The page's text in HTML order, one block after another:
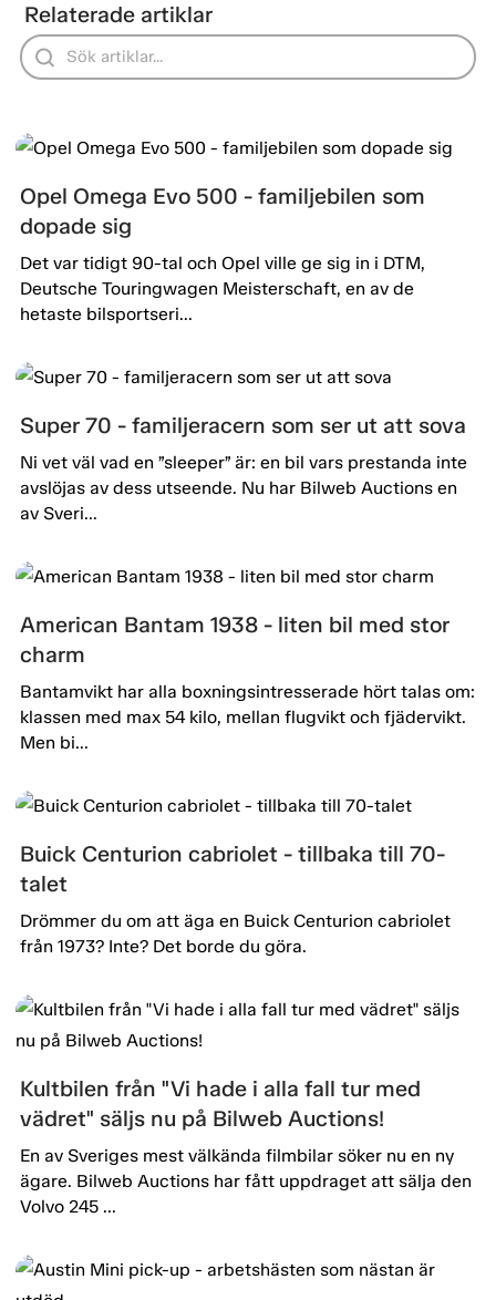
Relaterade artiklar
Opel Omega Evo 500 - familjebilen som
dopade sig
Det var tidigt 90-tal och Opel ville ge sig in i DTM,
Deutsche Touringwagen Meisterschaft, en av de
hetaste bilsportseri...
Super 70 - familjeracern som ser ut att sova
Ni vet väl vad en ”sleeper” är: en bil vars prestanda inte
avslöjas av dess utseende. Nu har Bilweb Auctions en
av Sveri...
American Bantam 1938 - liten bil med stor
charm
Bantamvikt har alla boxningsintresserade hört talas om:
klassen med max 54 kilo, mellan flugvikt och fjädervikt.
Men bi...
Buick Centurion cabriolet - tillbaka till 70-
talet
Drömmer du om att äga en Buick Centurion cabriolet
från 1973? Inte? Det borde du göra.
Kultbilen från "Vi hade i alla fall tur med
vädret" säljs nu på Bilweb Auctions!
En av Sveriges mest välkända filmbilar söker nu en ny
ägare. Bilweb Auctions har fått uppdraget att sälja den
Volvo 245 ...